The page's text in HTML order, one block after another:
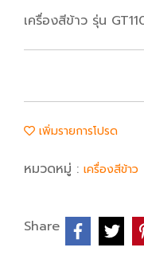
เครื่องสีข้าว รุ่น
เพิ่มรายการโปรด
หมวดหมู่ : เครื่องสีข้าว
Share